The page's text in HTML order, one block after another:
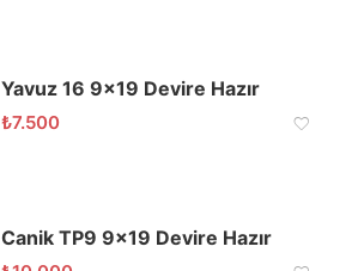
Yavuz 16 9×19 Devire Hazır
₺7.500
Canik TP9 9×19 Devire Hazır